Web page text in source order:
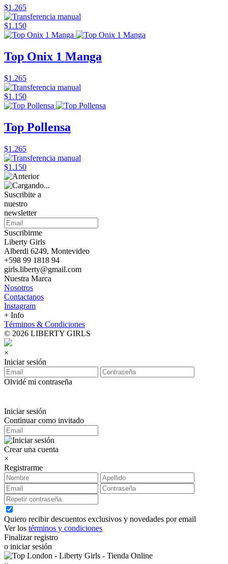
$1.265
$1.150
Top Onix 1 Manga
$1.265
$1.150
Top Pollensa
$1.265
$1.150
Suscribite a
nuestro
newsletter
Suscribirme
Liberty Girls
Alberdi 6249, Montevideo
+598 99 1818 94
girls.liberty@gmail.com
Nuestra Marca
Nosotros
Contactanos
Instagram
+ Info
Términos & Condiciones
© 2026 LIBERTY GIRLS
×
Iniciar sesión
Olvidé mi contraseña
Iniciar sesión
Continuar como invitado
Crear una cuenta
×
Registrarme
Quiero recibir descuentos exclusivos y novedades por email
Ver los términos y condiciones
Finalizar registro
o iniciar sesión